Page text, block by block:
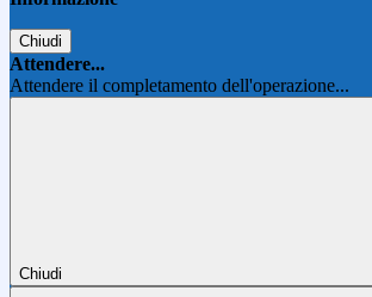
Chiudi
Attendere...
Attendere il completamento dell'operazione...
Chiudi